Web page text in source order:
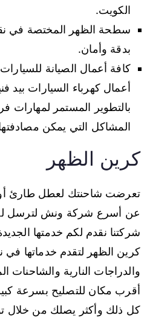
الكويت.
سطحة الظهر المختصة في
بدقة وأمان.
كافة أعمال الصيانة
أعمال كهرباء السيارات بيد
بالتطوير المستمر لمهارات
المشاكل التي يمكن
كرين الظهر
تعرضت شاحنتك لعطل طارئ
عن أسرع شركة ونش لترسل
شركتنا نقدم لكم خدمتها
كرين الظهر لتقدم خدماتها في
والدراجات النارية والشاحنات
أقرب مكان للتصليح بسرعة
كل ذلك وأكثر يصلك من خلال